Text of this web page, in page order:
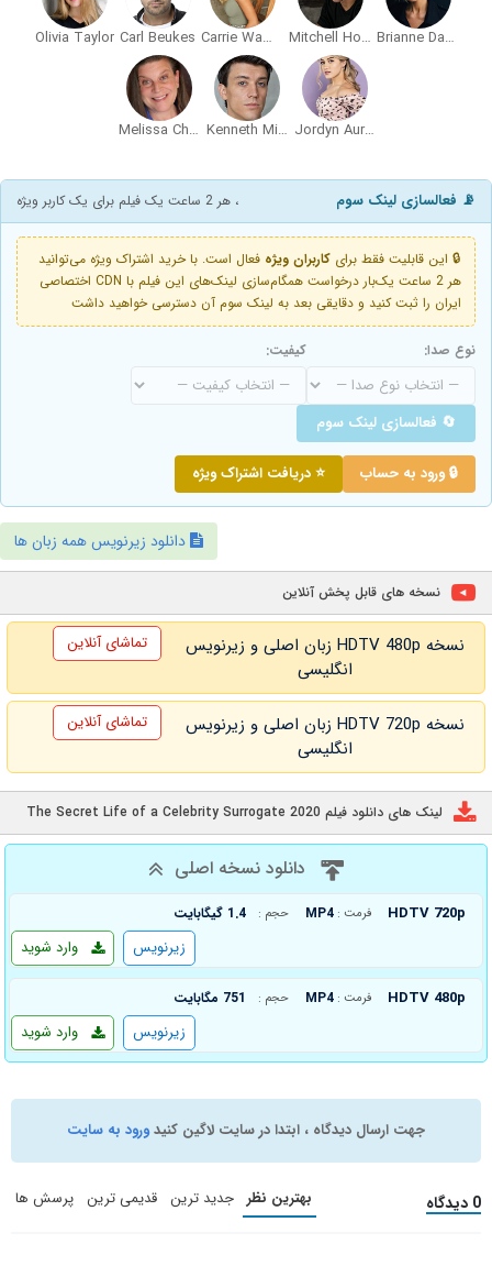
Brianne Davis
Mitchell Hoog
Carrie Wampler
Carl Beukes
Olivia Taylor
Jordyn Aurora Aquino
Kenneth Miller
Melissa Chambers
📡 فعالسازی لینک سوم ، هر 2 ساعت یک فیلم برای یک کاربر ویژه
🔒 این قابلیت فقط برای کاربران ویژه فعال است. با خرید اشتراک ویژه می‌توانید
هر 2 ساعت یک‌بار درخواست همگام‌سازی لینک‌های این فیلم با CDN اختصاصی
ایران را ثبت کنید و دقایقی بعد به لینک سوم آن دسترسی خواهید داشت
نوع صدا: کیفیت:
🔄 فعالسازی لینک سوم
🔒 ورود به حساب ⭐ دریافت اشتراک ویژه
دانلود زیرنویس همه زبان ها
نسخه های قابل پخش آنلاین
نسخه HDTV 480p زبان اصلی و زیرنویس
انگلیسی
تماشای آنلاین
نسخه HDTV 720p زبان اصلی و زیرنویس
انگلیسی
تماشای آنلاین
لینک های دانلود فیلم The Secret Life of a Celebrity Surrogate 2020
دانلود نسخه اصلی
HDTV 720p فرمت : MP4 حجم : 1.4 گیگابایت
وارد شوید زیرنویس
HDTV 480p فرمت : MP4 حجم : 751 مگابایت
وارد شوید زیرنویس
جهت ارسال دیدگاه ، ابتدا در سایت لاگین کنیدورود به سایت
0 دیدگاه بهترین نظر جدید ترین قدیمی ترین پرسش ها